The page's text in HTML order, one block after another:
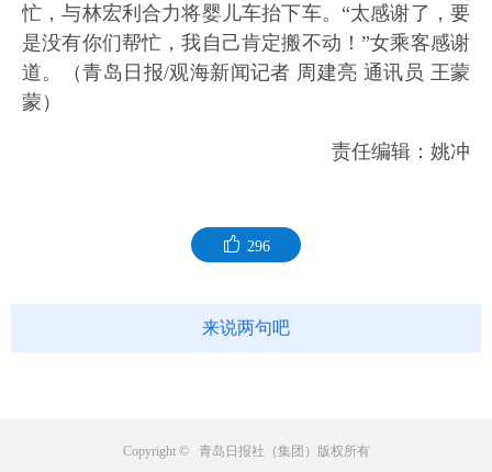
忙，与林宏利合力将婴儿车抬下车。“太感谢了，要
是没有你们帮忙，我自己肯定搬不动！”女乘客感谢
道。（青岛日报/观海新闻记者 周建亮 通讯员 王蒙
蒙）
责任编辑：姚冲
296
来说两句吧
Copyright © 青岛日报社（集团）版权所有